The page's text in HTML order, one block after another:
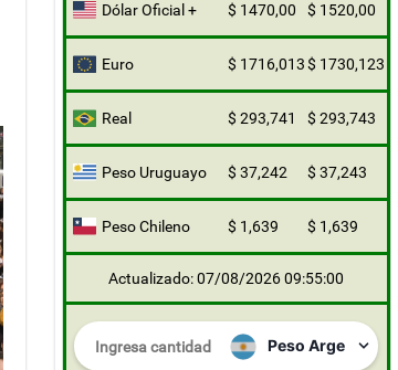
Dólar Oficial + $ 1470,00 $ 1520,00
Euro $ 1716,013$ 1730,123
Real $ 293,741 $ 293,743
Peso Uruguayo $ 37,242 $ 37,243
Peso Chileno $ 1,639 $ 1,639
Actualizado: 07/08/2026 09:55:00